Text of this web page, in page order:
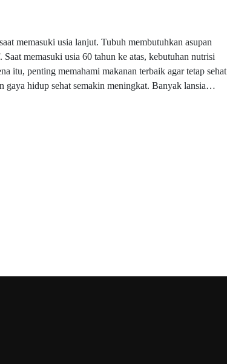
memasuki usia lanjut. Tubuh membutuhkan asupan
memasuki usia 60 tahun ke atas, kebutuhan nutrisi
itu, penting memahami makanan terbaik agar tetap sehat
gaya hidup sehat semakin meningkat. Banyak lansia…